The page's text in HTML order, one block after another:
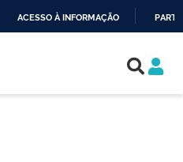
ACESSO À INFORMAÇÃO